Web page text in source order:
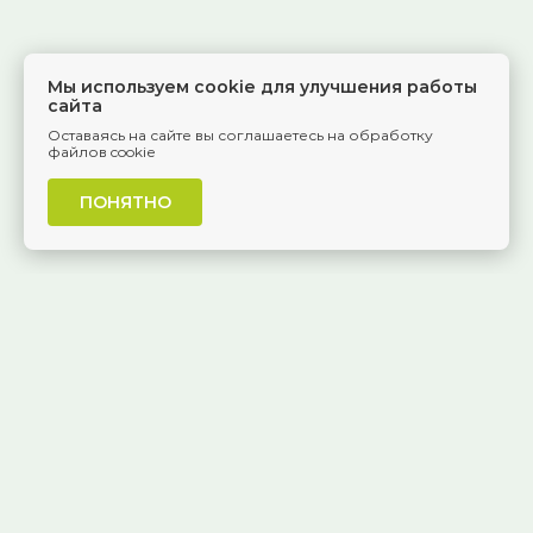
Мы используем cookie для улучшения работы
сайта
Оставаясь на сайте вы соглашаетесь на обработку
файлов cookie
ПОНЯТНО